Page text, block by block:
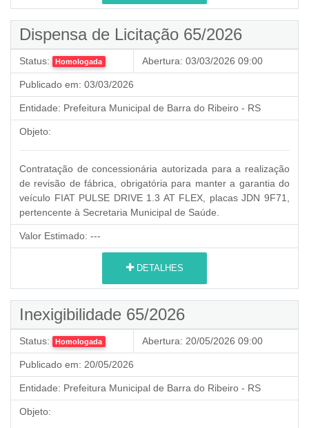
Dispensa de Licitação 65/2026
Status: Homologada Abertura: 03/03/2026 09:00
Publicado em: 03/03/2026
Entidade: Prefeitura Municipal de Barra do Ribeiro - RS
Objeto:
Contratação de concessionária autorizada para a realização
de revisão de fábrica, obrigatória para manter a garantia do
veículo FIAT PULSE DRIVE 1.3 AT FLEX, placas JDN 9F71,
pertencente à Secretaria Municipal de Saúde.
Valor Estimado: ---
DETALHES
Inexigibilidade 65/2026
Status: Homologada Abertura: 20/05/2026 09:00
Publicado em: 20/05/2026
Entidade: Prefeitura Municipal de Barra do Ribeiro - RS
Objeto: